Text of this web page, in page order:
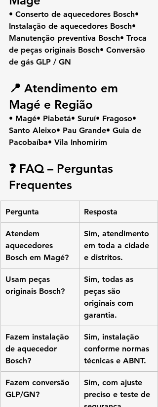
• Conserto de aquecedores Bosch•
Instalação de aquecedores Bosch•
Manutenção preventiva Bosch• Troca
de peças originais Bosch• Conversão
de gás GLP / GN
📍 Atendimento em
Magé e Região
• Magé• Piabetá• Suruí• Fragoso•
Santo Aleixo• Pau Grande• Guia de
Pacobaíba• Vila Inhomirim
❓ FAQ – Perguntas
Frequentes
Pergunta Resposta
Atendem
aquecedores
Bosch em Magé?
Sim, atendimento
em toda a cidade
e distritos.
Usam peças
originais Bosch?
Sim, todas as
peças são
originais com
garantia.
Fazem instalação
de aquecedor
Bosch?
Sim, instalação
conforme normas
técnicas e ABNT.
Fazem conversão
GLP/GN?
Sim, com ajuste
preciso e teste de